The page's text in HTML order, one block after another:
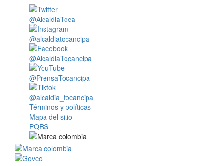
@AlcaldiaToca
@alcaldiatocancipa
@AlcaldiaTocancipa
@PrensaTocancipa
@alcaldia_tocancipa
Términos y políticas
Mapa del sitio
PQRS